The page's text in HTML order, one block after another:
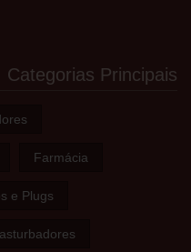
Categorias Principais
Farmácia
e Plugs